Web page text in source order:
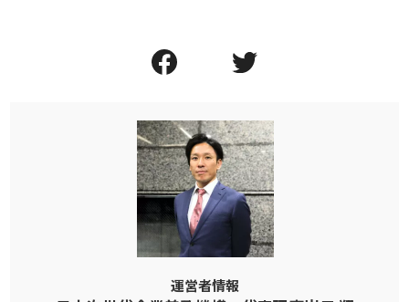
運営者情報